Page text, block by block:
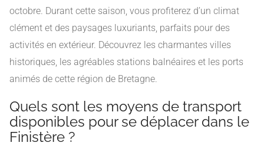
octobre. Durant cette saison, vous profiterez d’un climat
clément et des paysages luxuriants, parfaits pour des
activités en extérieur. Découvrez les charmantes villes
historiques, les agréables stations balnéaires et les ports
animés de cette région de Bretagne.
Quels sont les moyens de transport
disponibles pour se déplacer dans le
Finistère ?